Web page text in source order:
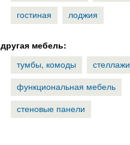
гостиная
лоджия
другая мебель:
тумбы, комоды
стеллажи
функциональная мебель
стеновые панели